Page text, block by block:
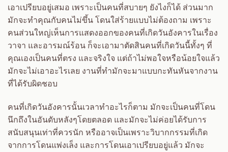
เอาเปรียบอยู่เสมอ เพราะเป็นคนที่สบายๆ ยังไงก็ได้ ส่วนมาก
มักจะทำคุณกับคนไม่ขึ้น โดนใส่ร้ายแบบไม่ต้องถาม เพราะ
คนส่วนใหญ่เห็นการแสดงออกของคนที่เกิดวันอังคารในเรื่อง
วาจา และอารมณ์ร้อน ก็จะเอามาตัดสินคนที่เกิดวันนี้ทั้งๆ ที่
คุณเองเป็นคนที่ตรง และจริงใจ แต่ถ้าไม่พอใจหรือน้อยใจแล้ว
มักจะไม่เอาอะไรเลย งานที่ทำมักจะมาแบบกะทันหันจากงาน
ที่ได้รับผิดชอบ
คนที่เกิดวันอังคารนั้นเวลาทำอะไรก็ตาม มักจะเป็นคนที่โดน
นึกถึงในอันดับหลังๆโดยตลอด และมักจะไม่ค่อยได้รับการ
สนับสนุนเท่าที่ควรนัก หรืออาจเป็นเพราะวิบากกรรมที่เกิด
จากการโดนแพ่งเล็ง และการโดนเอาเปรียบอยู่แล้ว มักจะ